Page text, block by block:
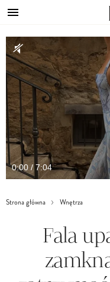
0:00 / 7:04
Strona główna Wnętrza
Fala